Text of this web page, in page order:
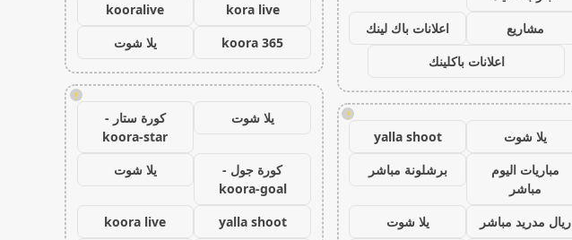
مشاريع
اعلانات باك لينك
اعلانات باكلينك
!
يلا شوت
yalla shoot
مباريات اليوم
مباشر
برشلونة مباشر
ريال مدريد مباشر
يلا شوت
kora live
kooralive
koora 365
يلا شوت
!
يلا شوت
كورة ستار -
koora-star
كورة جول -
koora-goal
يلا شوت
yalla shoot
koora live